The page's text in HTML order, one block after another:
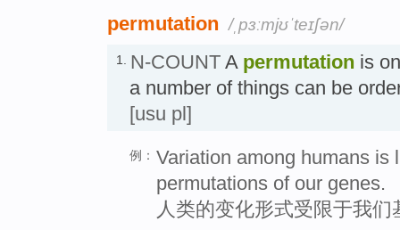
permutation /ˌpɜːmjʊˈteɪʃən/
1. N-COUNT A permutation is
a number of things can be
[usu pl]
例： Variation among humans is
permutations of our genes.
人类的变化形式受限于我